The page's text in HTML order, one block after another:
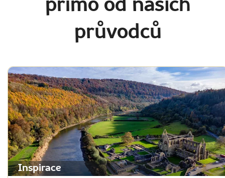
přímo od našich
průvodců
Inspirace